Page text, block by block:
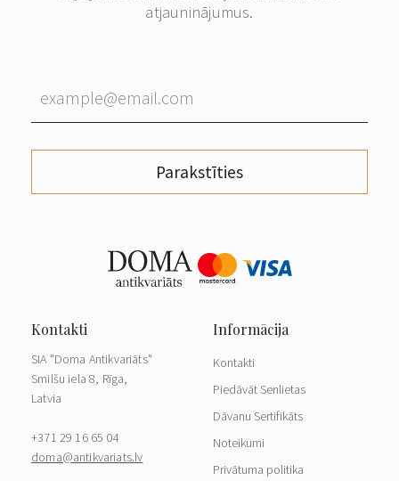
atjauninājumus.
Parakstīties
SIA "Doma Antikvariāts"
Smilšu iela 8, Rīga,
Latvia
+371 29 16 65 04
doma@antikvariats.lv
Kontakti
Piedāvāt Senlietas
Dāvanu Sertifikāts
Noteikumi
Privātuma politika